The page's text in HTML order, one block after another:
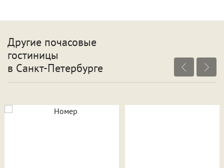
Другие почасовые
гостиницы
в Санкт-Петербурге